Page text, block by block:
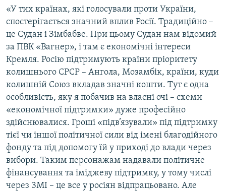
«У тих країнах, які голосували проти України,
спостерігається значний вплив Росії. Традиційно –
це Судан і Зімбабве. При цьому Судан нам відомий
за ПВК «Вагнер», і там є економічні інтереси
Кремля. Росію підтримують країни пріоритету
колишнього СРСР – Ангола, Мозамбік, країни, куди
колишній Союз вкладав значні кошти. Тут є одна
особливість, яку я побачив на власні очі – схеми
«економічної підтримки» дуже професійно
здійснювалися. Гроші «підв’язували» під підтримку
тієї чи іншої політичної сили від імені благодійного
фонду та під допомогу їй у приході до влади через
вибори. Таким персонажам надавали політичне
фінансування та іміджеву підтримку, у тому числі
через ЗМІ – це все у росіян відпрацьовано. Але